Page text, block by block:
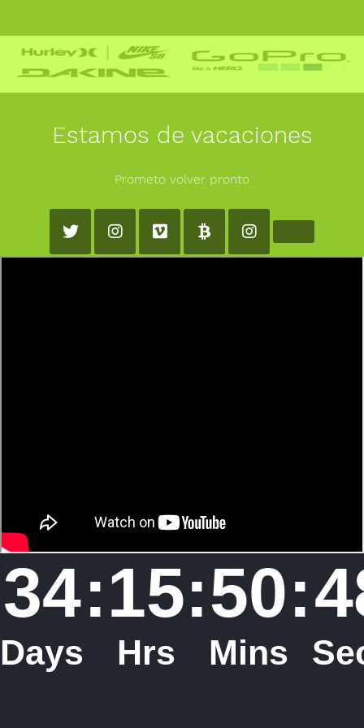
Estamos de vacaciones
Prometo volver pronto